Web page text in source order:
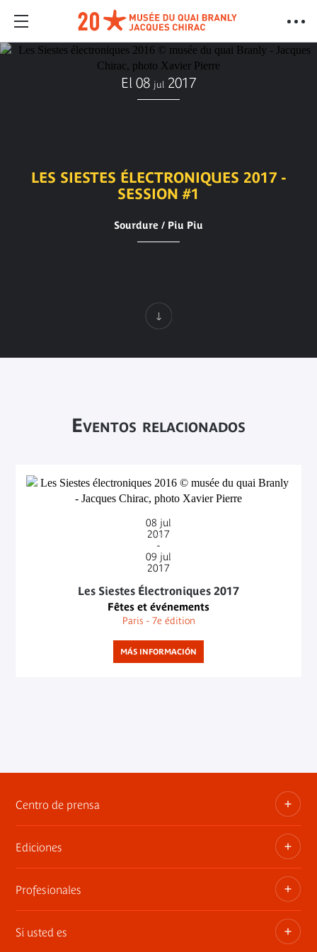
El 08 jul 2017
LES SIESTES ÉLECTRONIQUES 2017 -
SESSION #1
Sourdure / Piu Piu
Eventos relacionados
08 jul
2017
-
09 jul
2017
Les Siestes Électroniques 2017
Fêtes et événements
Paris - 7e édition
MÁS INFORMACIÓN
Centro de prensa
Dosieres, comunicados de prensa, anuncios de
exposiciones
Ediciones
Las publicaciones del museo
Profesionales
Privatiza los espacios
Si usted es